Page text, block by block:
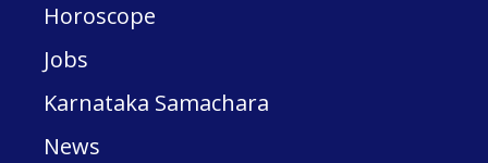
Horoscope
Jobs
Karnataka Samachara
News